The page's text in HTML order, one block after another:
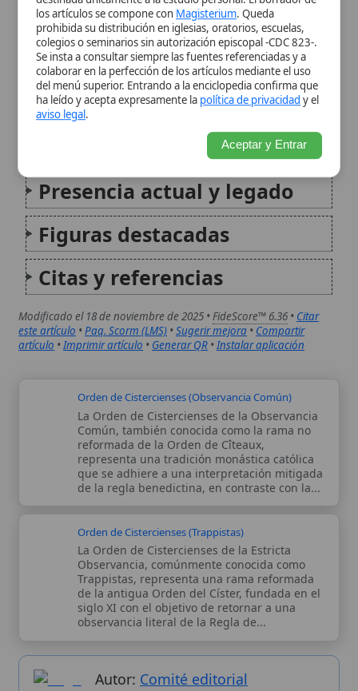
Presencia actual y legado
Figuras destacadas
Citas y referencias
FideScore™ 6.36•Citar
este artículo
artículo• Imprimir artículo Generar QR Instalar aplicación
Orden de Cistercienses (Observancia Común)
La Orden de Cistercienses de la Observancia
Común, también conocida como la rama no
reformada de la Orden de Cîteaux,
representa una tradición monástica católica
de la regla benedictina, en contraste con la...
Orden de Cistercienses (Trappistas)
Trappistas, representa una rama reformada
de la antigua Orden del Císter, fundada en el
siglo XI con el objetivo de retornar a una
observancia literal de la Regla de...
Autor:Comité editorial
del artículo están basadas y contrastadas
usando fuentes catolicas: escritos
patrísticos, de santos, artículos
teológicos, documentos históricos, actas
de concilios, encíclicas, fuentes
magisteriales y documentos oficiales de